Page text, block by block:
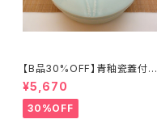
【B品30%OFF】青釉瓷蓋付盒
（蓮の実）
¥5,670
30%OFF